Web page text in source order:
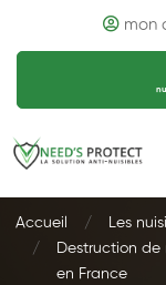
mon
Accueil
Les
Destruction
en France